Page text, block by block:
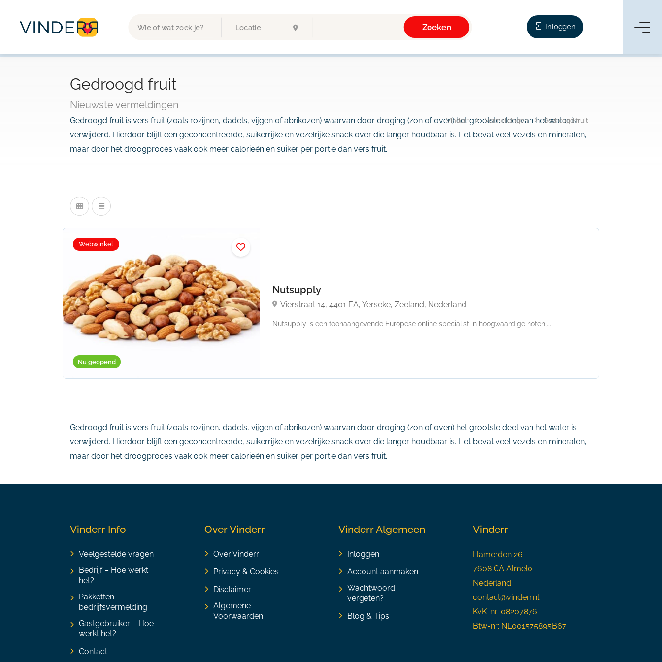
Zoeken Inloggen
Gedroogd fruit
Nieuwste vermeldingen
Gedroogd fruit is vers fruit (zoals rozijnen, dadels, vijgen of abrikozen) waarvan door droging (zon of oven) het grootste deel van het water is
verwijderd. Hierdoor blijft een geconcentreerde, suikerrijke en vezelrijke snack over die langer houdbaar is. Het bevat veel vezels en mineralen,
maar door het droogproces vaak ook meer calorieën en suiker per portie dan vers fruit.
Vinderr Vermeldingen Gedroogd fruit
Nu geopend
Webwinkel
Nutsupply
Vierstraat 14, 4401 EA, Yerseke, Zeeland, Nederland
Nutsupply is een toonaangevende Europese online specialist in hoogwaardige noten,...
Gedroogd fruit is vers fruit (zoals rozijnen, dadels, vijgen of abrikozen) waarvan door droging (zon of oven) het grootste deel van het water is
verwijderd. Hierdoor blijft een geconcentreerde, suikerrijke en vezelrijke snack over die langer houdbaar is. Het bevat veel vezels en mineralen,
maar door het droogproces vaak ook meer calorieën en suiker per portie dan vers fruit.
Vinderr Info
Veelgestelde vragen
Bedrijf – Hoe werkt
het?
Pakketten
bedrijfsvermelding
Gastgebruiker – Hoe
werkt het?
Contact
Over Vinderr
Over Vinderr
Privacy & Cookies
Disclaimer
Algemene
Voorwaarden
Vinderr Algemeen
Inloggen
Account aanmaken
Wachtwoord
vergeten?
Blog & Tips
Vinderr
Hamerden 26
7608 CA Almelo
Nederland
contact@vinderr.nl
KvK-nr: 08207876
Btw-nr: NL001575895B67